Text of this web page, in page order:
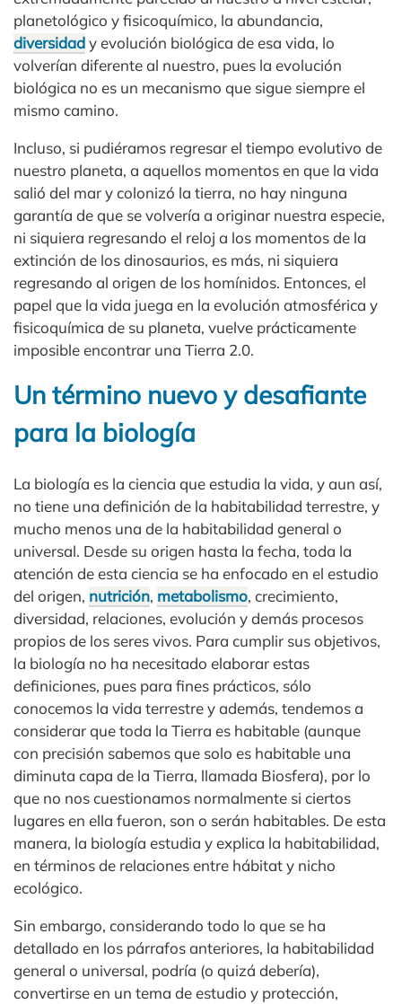
planetológico y fisicoquímico, la abundancia,
diversidady evolución biológica de esa vida, lo
volverían diferente al nuestro, pues la evolución
biológica no es un mecanismo que sigue siempre el
mismo camino.
Incluso, si pudiéramos regresar el tiempo evolutivo de
nuestro planeta, a aquellos momentos en que la vida
salió del mar y colonizó la tierra, no hay ninguna
garantía de que se volvería a originar nuestra especie,
ni siquiera regresando el reloj a los momentos de la
extinción de los dinosaurios, es más, ni siquiera
regresando al origen de los homínidos. Entonces, el
papel que la vida juega en la evolución atmosférica y
fisicoquímica de su planeta, vuelve prácticamente
imposible encontrar una Tierra 2.0.
Un término nuevo y desafiante
para la biología
La biología es la ciencia que estudia la vida, y aun así,
no tiene una definición de la habitabilidad terrestre, y
mucho menos una de la habitabilidad general o
universal. Desde su origen hasta la fecha, toda la
atención de esta ciencia se ha enfocado en el estudio
del origen, nutrición, metabolismo, crecimiento,
diversidad, relaciones, evolución y demás procesos
propios de los seres vivos. Para cumplir sus objetivos,
la biología no ha necesitado elaborar estas
definiciones, pues para fines prácticos, sólo
conocemos la vida terrestre y además, tendemos a
considerar que toda la Tierra es habitable (aunque
con precisión sabemos que solo es habitable una
diminuta capa de la Tierra, llamada Biosfera), por lo
que no nos cuestionamos normalmente si ciertos
lugares en ella fueron, son o serán habitables. De esta
manera, la biología estudia y explica la habitabilidad,
en términos de relaciones entre hábitat y nicho
ecológico.
Sin embargo, considerando todo lo que se ha
detallado en los párrafos anteriores, la habitabilidad
general o universal, podría (o quizá debería),
convertirse en un tema de estudio y protección,